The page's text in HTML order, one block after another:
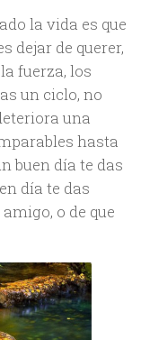
la vida es que
dejar de querer,
fuerza, los
un ciclo, no
una
hasta
buen día te das
día te das
o de que